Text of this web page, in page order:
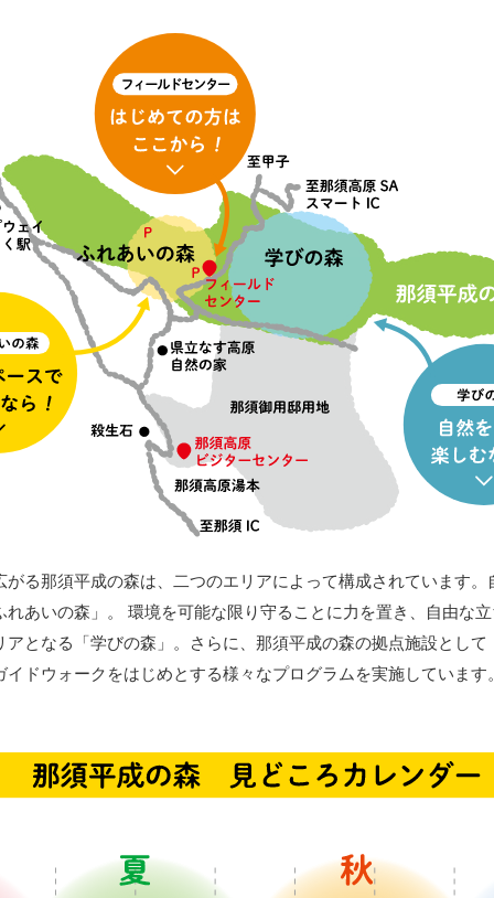
る那須平成の森は、二つのエリアによって構成されています
あいの森」。 環境を可能な限り守ることに力を置き、自由な
となる「学びの森」。さらに、那須平成の森の拠点施設とし
ドウォークをはじめとする様々なプログラムを実施しています